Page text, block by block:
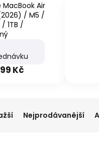
MacBook Air
/ M5 /
1TB /
Kč
Nejprodávanější